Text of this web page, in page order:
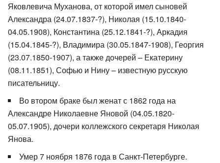
Яковлевича Муханова, от которой имел сыновей
Александра (24.07.1837-?), Николая (15.10.1840-
04.05.1908), Константина (25.12.1841-?), Аркадия
(15.04.1845-?), Владимира (30.05.1847-1908), Георгия
(23.07.1850-1907), а также дочерей – Екатерину
(08.11.1851), Софью и Нину – известную русскую
писательницу.
Во втором браке был женат с 1862 года на
Александре Николаевне Яновой (04.05.1820-
05.07.1905), дочери коллежского секретаря Николая
Янова.
Умер 7 ноября 1876 года в Санкт-Петербурге.